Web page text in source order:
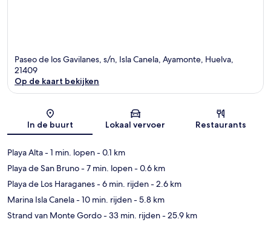
Paseo de los Gavilanes, s/n, Isla Canela, Ayamonte, Huelva,
21409
Op de kaart bekijken
In de buurt Lokaal vervoer Restaurants
Playa Alta- 1 min. lopen- 0.1 km
Playa de San Bruno- 7 min. lopen- 0.6 km
Playa de Los Haraganes- 6 min. rijden- 2.6 km
Marina Isla Canela- 10 min. rijden- 5.8 km
Strand van Monte Gordo- 33 min. rijden- 25.9 km